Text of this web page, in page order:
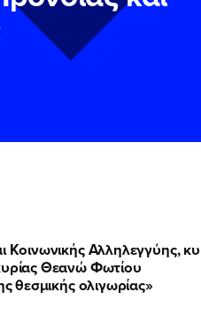
Αλληλεγγύης,
Θεανώ Φωτίου
θεσμικής ολιγωρίας»
Προστασίας
Πολιτικού Γραφείου της
Προστασίας
Πολιτικού Γραφείου της